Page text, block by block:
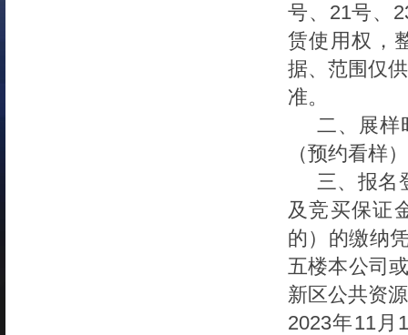
号、 21号、
赁使用权，
据、范围仅
准。
二、展样
（预约看样
三、报名
及竞买保证
的）的缴纳
五楼本公司
新区公共资
2023年11月